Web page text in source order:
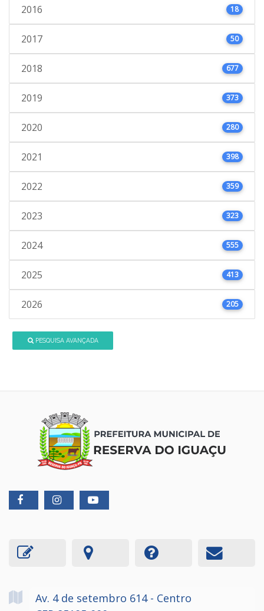
2016 18
2017 50
2018 677
2019 373
2020 280
2021 398
2022 359
2023 323
2024 555
2025 413
2026 205
PESQUISA AVANÇADA
Av. 4 de setembro 614 - Centro